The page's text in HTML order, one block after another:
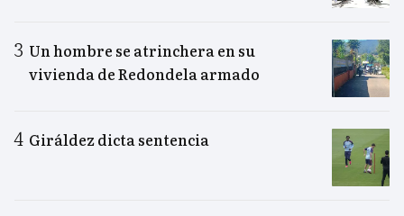
Un hombre se atrinchera en su
vivienda de Redondela armado
Giráldez dicta sentencia